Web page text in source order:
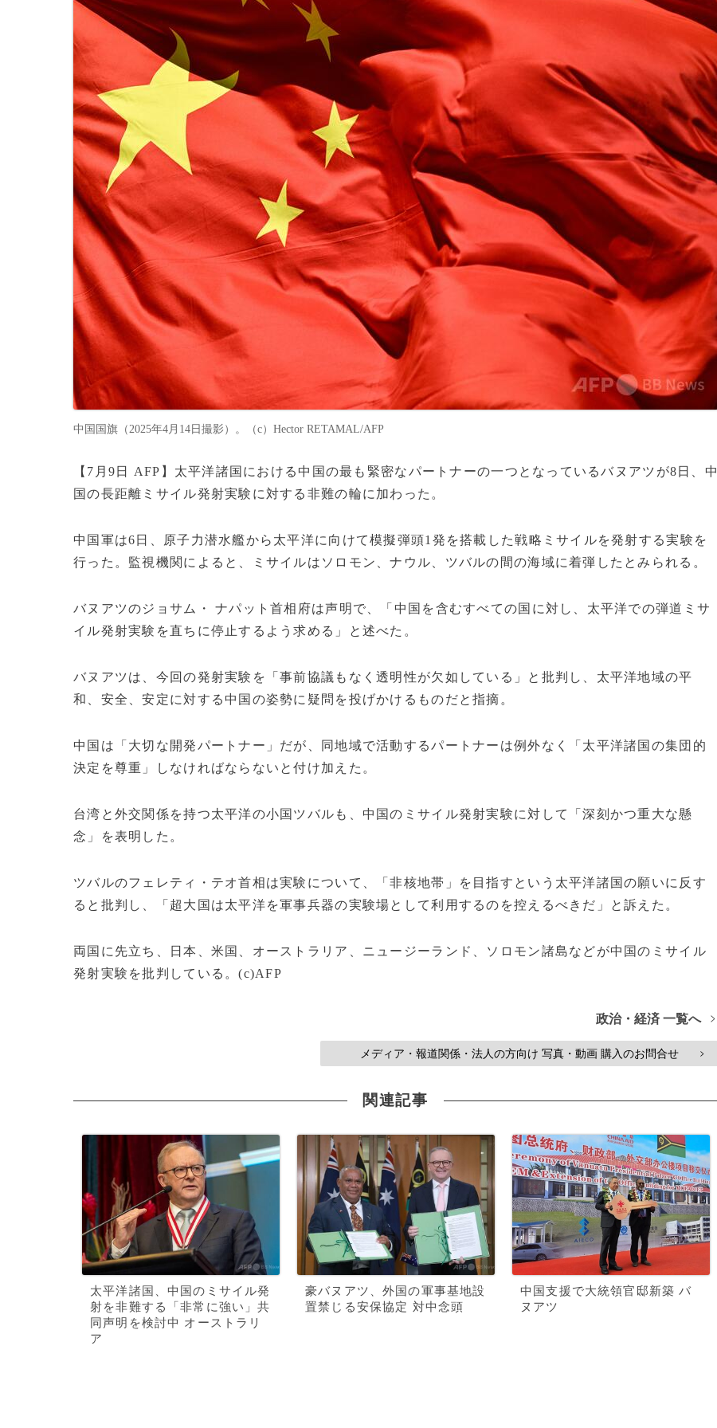
中国国旗（2025年4月14日撮影）。（c）Hector RETAMAL/AFP
【7月9日 AFP】太平洋諸国における中国の最も緊密なパートナーの一つとなっているバヌアツが8日、中
国の長距離ミサイル発射実験に対する非難の輪に加わった。
中国軍は6日、原子力潜水艦から太平洋に向けて模擬弾頭1発を搭載した戦略ミサイルを発射する実験を
行った。監視機関によると、ミサイルはソロモン、ナウル、ツバルの間の海域に着弾したとみられる。
バヌアツのジョサム・ ナパット首相府は声明で、「中国を含むすべての国に対し、太平洋での弾道ミサ
イル発射実験を直ちに停止するよう求める」と述べた。
バヌアツは、今回の発射実験を「事前協議もなく透明性が欠如している」と批判し、太平洋地域の平
和、安全、安定に対する中国の姿勢に疑問を投げかけるものだと指摘。
中国は「大切な開発パートナー」だが、同地域で活動するパートナーは例外なく「太平洋諸国の集団的
決定を尊重」しなければならないと付け加えた。
台湾と外交関係を持つ太平洋の小国ツバルも、中国のミサイル発射実験に対して「深刻かつ重大な懸
念」を表明した。
ツバルのフェレティ・テオ首相は実験について、「非核地帯」を目指すという太平洋諸国の願いに反す
ると批判し、「超大国は太平洋を軍事兵器の実験場として利用するのを控えるべきだ」と訴えた。
両国に先立ち、日本、米国、オーストラリア、ニュージーランド、ソロモン諸島などが中国のミサイル
発射実験を批判している。(c)AFP
政治・経済 一覧へ >
メディア・報道関係・法人の方向け 写真・動画 購入のお問合せ >
関連記事
太平洋諸国、中国のミサイル発
射を非難する「非常に強い」共
同声明を検討中 オーストラリ
ア
豪バヌアツ、外国の軍事基地設
置禁じる安保協定 対中念頭
中国支援で大統領官邸新築 バ
ヌアツ